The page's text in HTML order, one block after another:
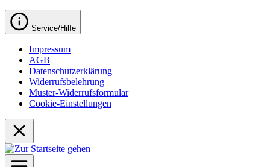
Service/Hilfe
Impressum
AGB
Datenschutzerklärung
Widerrufsbelehrung
Muster-Widerrufsformular
Cookie-Einstellungen